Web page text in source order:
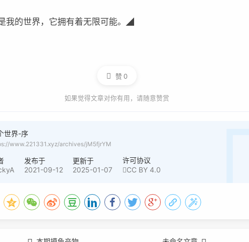
我的世界，它拥有着无限可能。 ◢
赞0
如果觉得文章对你有用，请随意赞赏
世界-序
www.221331.xyz/archives/jM5fjrYM
发布于
2021-09-12
更新于
2025-01-07
许可协议
CC BY 4.0